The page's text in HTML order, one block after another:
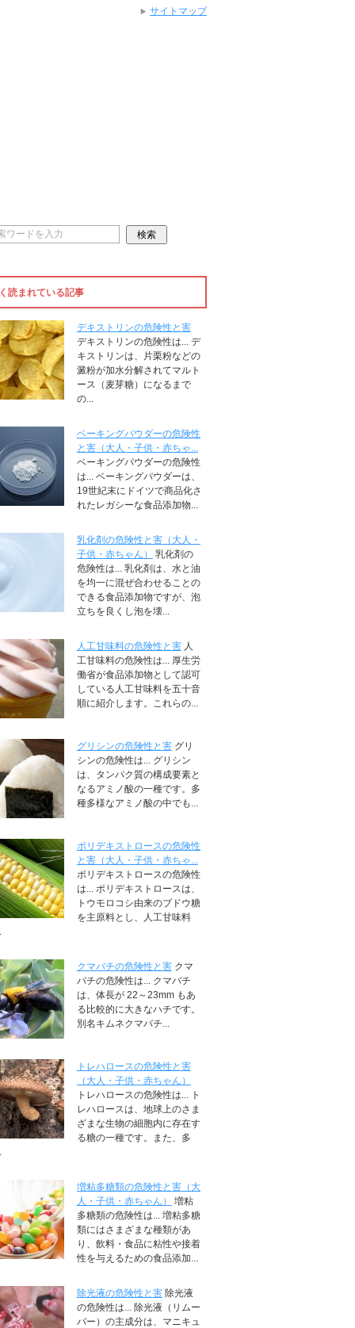
読まれている記事
デキストリンの危険性と害
デキストリンの危険性は... デ
キストリンは、片栗粉などの
澱粉が加水分解されてマルト
ース（麦芽糖）になるまで
の...
ベーキングパウダーの危険性
と害（大人・子供・赤ちゃ...
ベーキングパウダーの危険性
は... ベーキングパウダーは、
19世紀末にドイツで商品化さ
れたレガシーな食品添加物...
乳化剤の危険性と害（大人・
子供・赤ちゃん）
乳化剤の
危険性は... 乳化剤は、水と油
を均一に混ぜ合わせることの
できる食品添加物ですが、泡
立ちを良くし泡を壊...
人工甘味料の危険性と害 人
工甘味料の危険性は... 厚生労
働省が食品添加物として認可
している人工甘味料を五十音
順に紹介します。これらの...
グリシンの危険性と害 グリ
シンの危険性は... グリシン
は、タンパク質の構成要素と
なるアミノ酸の一種です。多
種多様なアミノ酸の中でも...
ポリデキストロースの危険性
と害（大人・子供・赤ちゃ...
ポリデキストロースの危険性
は... ポリデキストロースは、
トウモロコシ由来のブドウ糖
を主原料とし、人工甘味料
クマバチの危険性と害 クマ
バチの危険性は... クマバチ
は、体長が 22～23mm もあ
る比較的に大きなハチです。
別名キムネクマバチ...
トレハロースの危険性と害
（大人・子供・赤ちゃん）
トレハロースの危険性は... ト
レハロースは、地球上のさま
ざまな生物の細胞内に存在す
る糖の一種です。また、多
増粘多糖類の危険性と害（大
人・子供・赤ちゃん）
増粘
多糖類の危険性は... 増粘多糖
類にはさまざまな種類があ
り、飲料・食品に粘性や接着
性を与えるための食品添加...
除光液の危険性と害 除光液
の危険性は... 除光液（リムー
バー）の主成分は、マニキュ
サイトマップ